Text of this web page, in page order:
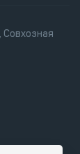
Совхозная